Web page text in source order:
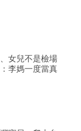
女兒不是檢場
李媽一度當真